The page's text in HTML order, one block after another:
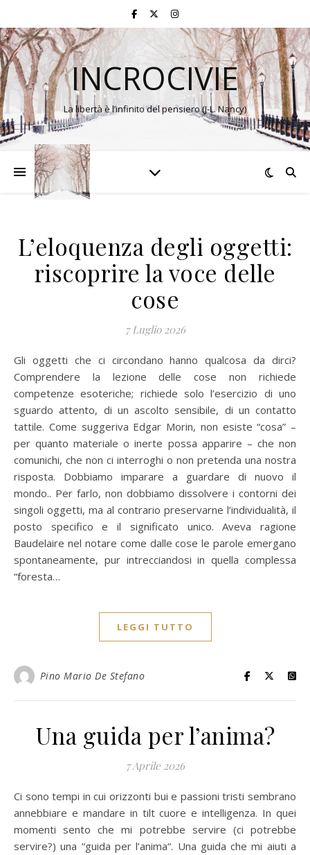
INCROCIVIE
La libertà è l’infinito del pensiero (J-L. Nancy)
L’eloquenza degli oggetti:
riscoprire la voce delle
cose
7 Luglio 2026
Gli oggetti che ci circondano hanno qualcosa da dirci?
Comprendere la lezione delle cose non richiede
competenze esoteriche; richiede solo l’esercizio di uno
sguardo attento, di un ascolto sensibile, di un contatto
tattile. Come suggeriva Edgar Morin, non esiste “cosa” –
per quanto materiale o inerte possa apparire – che non
comunichi, che non ci interroghi o non pretenda una nostra
risposta. Dobbiamo imparare a guardare di nuovo il
mondo.. Per farlo, non dobbiamo dissolvere i contorni dei
singoli oggetti, ma al contrario preservarne l’individualità, il
posto specifico e il significato unico. Aveva ragione
Baudelaire nel notare come dalle cose le parole emergano
spontaneamente, pur intrecciandosi in quella complessa
“foresta…
LEGGI TUTTO
Pino Mario De Stefano
Una guida per l’anima?
7 Aprile 2026
Ci sono tempi in cui orizzonti bui e passioni tristi sembrano
annebbiare e mandare in tilt cuore e intelligenza. In quei
momenti sento che mi potrebbe servire (ci potrebbe
servire?) una “guida per l’anima“. Una guida che mi aiuti a